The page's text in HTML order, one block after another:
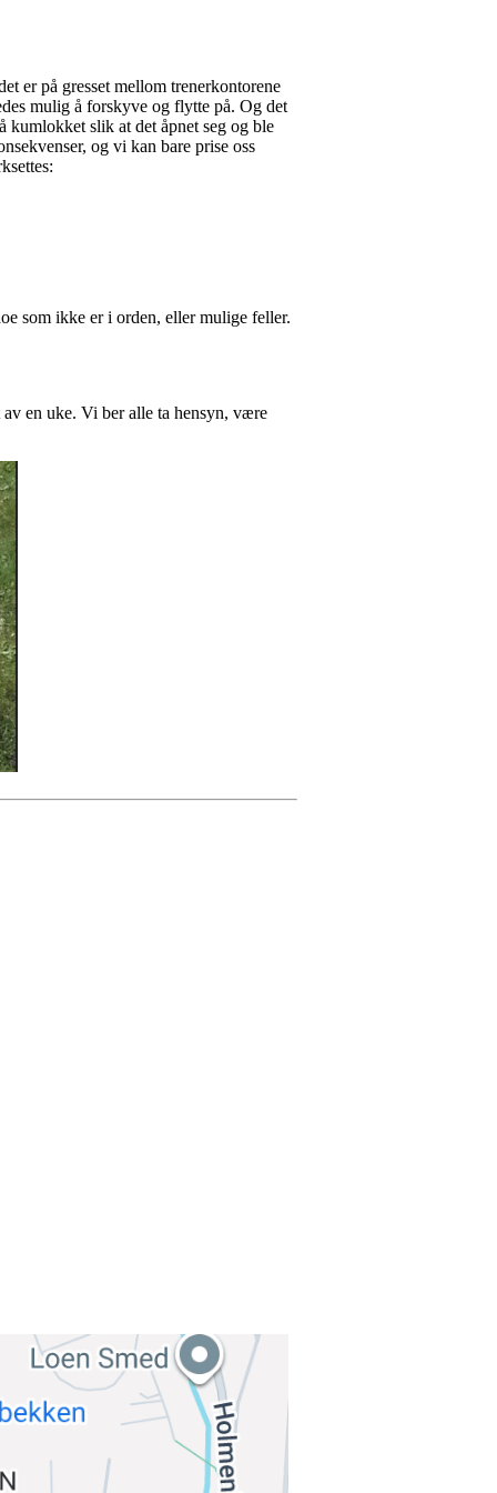
er på gresset mellom trenerkontorene
mulig å forskyve og flytte på. Og det
kumlokket slik at det åpnet seg og ble
og vi kan bare prise oss
som ikke er i orden, eller mulige feller.
en uke. Vi ber alle ta hensyn, være